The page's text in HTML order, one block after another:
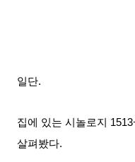
일단.
집에 있는 시놀로지
살펴봤다.